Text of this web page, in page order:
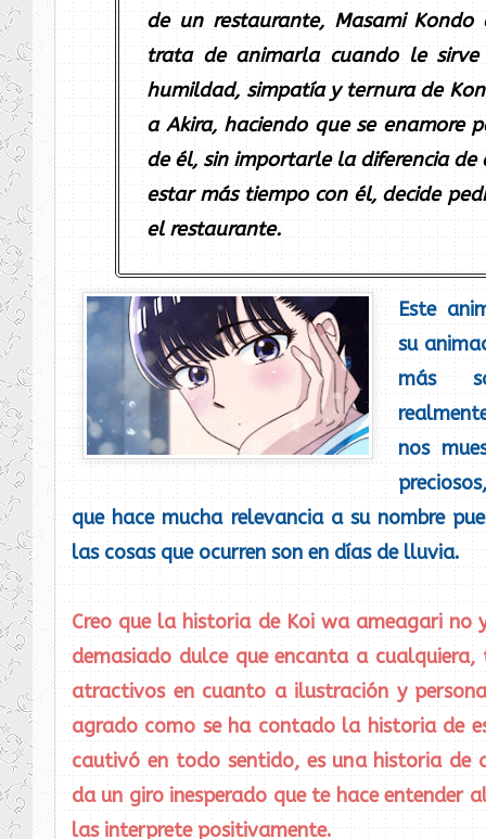
de un restaurante, Masami Kondo
trata de animarla cuando le
humildad, simpatía y ternura de
a Akira, haciendo que se enamore
de él, sin importarle la diferencia de
estar más tiempo con él, decide
el restaurante.
Este
su
más
nos
que hace mucha relevancia a su nombre
las cosas que ocurren son en días de lluvia.
Creo que la historia de Koi wa ameagari no
demasiado dulce que encanta a cualquiera,
atractivos en cuanto a ilustración y
agrado como se ha contado la historia de
cautivó en todo sentido, es una historia de
da un giro inesperado que te hace entender
las interprete positivamente.